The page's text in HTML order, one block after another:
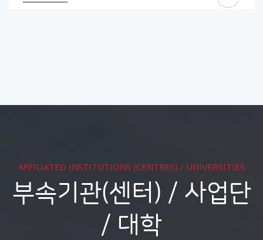
AFFILIATED INSTITUTIONS (CENTRES) / UNIVERSITIES
부속기관(센터) / 사업단
/ 대학